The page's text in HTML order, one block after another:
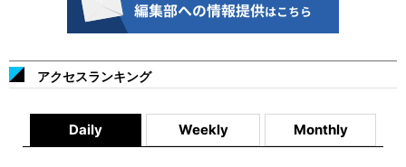
アクセスランキング
Daily Weekly Monthly